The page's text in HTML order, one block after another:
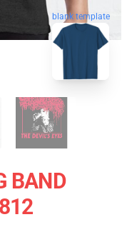
blank template
BAND